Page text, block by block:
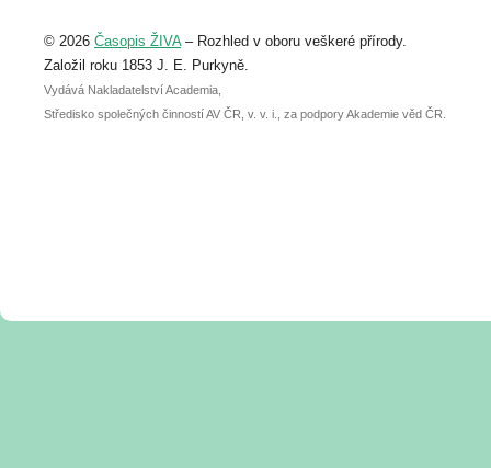
abstraktu přihlášené přednášky nebo
posteru je už 30. června.
© 2026 Časopis ŽIVA– Rozhled v oboru veškeré přírody.
Založil roku 1853 J. E. Purkyně.
Vydává Nakladatelství Academia,
Středisko společných činností AV ČR, v. v. i., za podpory Akademie věd ČR.